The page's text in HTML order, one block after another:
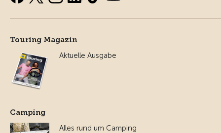
Touring Magazin
Aktuelle Ausgabe
Camping
Alles rund um Camping